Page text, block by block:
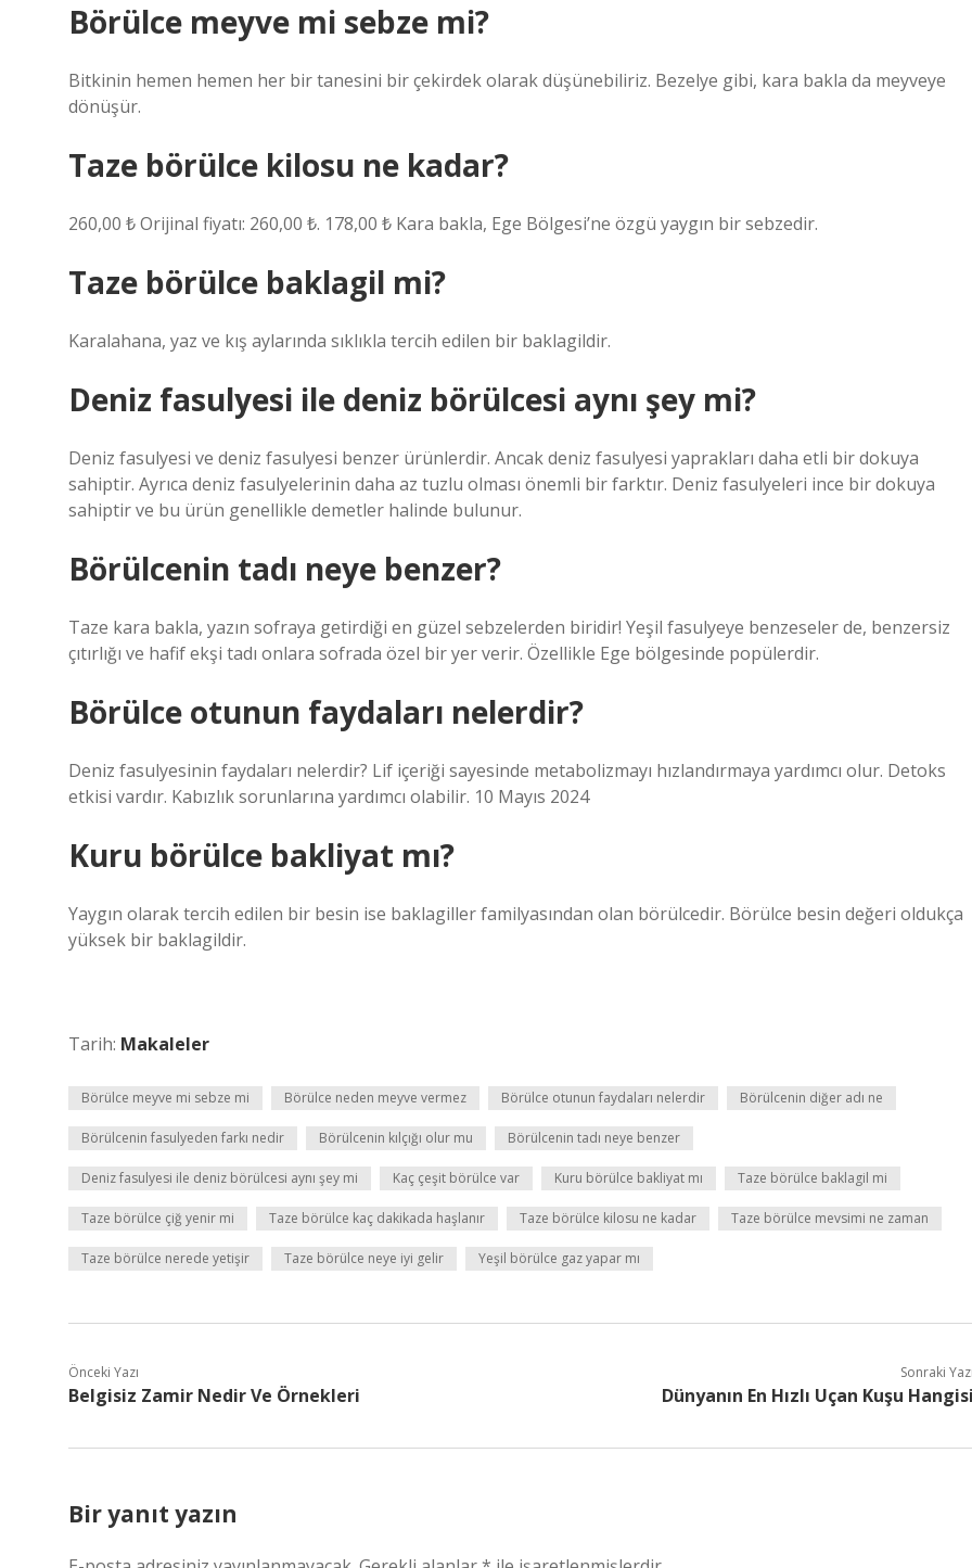
Börülce meyve mi sebze mi?
Bitkinin hemen hemen her bir tanesini bir çekirdek olarak düşünebiliriz. Bezelye gibi, kara bakla da meyveye
dönüşür.
Taze börülce kilosu ne kadar?
260,00 ₺ Orijinal fiyatı: 260,00 ₺. 178,00 ₺ Kara bakla, Ege Bölgesi’ne özgü yaygın bir sebzedir.
Taze börülce baklagil mi?
Karalahana, yaz ve kış aylarında sıklıkla tercih edilen bir baklagildir.
Deniz fasulyesi ile deniz börülcesi aynı şey mi?
Deniz fasulyesi ve deniz fasulyesi benzer ürünlerdir. Ancak deniz fasulyesi yaprakları daha etli bir dokuya
sahiptir. Ayrıca deniz fasulyelerinin daha az tuzlu olması önemli bir farktır. Deniz fasulyeleri ince bir dokuya
sahiptir ve bu ürün genellikle demetler halinde bulunur.
Börülcenin tadı neye benzer?
Taze kara bakla, yazın sofraya getirdiği en güzel sebzelerden biridir! Yeşil fasulyeye benzeseler de, benzersiz
çıtırlığı ve hafif ekşi tadı onlara sofrada özel bir yer verir. Özellikle Ege bölgesinde popülerdir.
Börülce otunun faydaları nelerdir?
Deniz fasulyesinin faydaları nelerdir? Lif içeriği sayesinde metabolizmayı hızlandırmaya yardımcı olur. Detoks
etkisi vardır. Kabızlık sorunlarına yardımcı olabilir. 10 Mayıs 2024
Kuru börülce bakliyat mı?
Yaygın olarak tercih edilen bir besin ise baklagiller familyasından olan börülcedir. Börülce besin değeri oldukça
yüksek bir baklagildir.
Tarih: Makaleler
Börülce meyve mi sebze mi Börülce neden meyve vermez Börülce otunun faydaları nelerdir Börülcenin diğer adı ne
Börülcenin fasulyeden farkı nedir Börülcenin kılçığı olur mu Börülcenin tadı neye benzer
Deniz fasulyesi ile deniz börülcesi aynı şey mi Kaç çeşit börülce var Kuru börülce bakliyat mı Taze börülce baklagil mi
Taze börülce çiğ yenir mi Taze börülce kaç dakikada haşlanır Taze börülce kilosu ne kadar Taze börülce mevsimi ne zaman
Taze börülce nerede yetişir Taze börülce neye iyi gelir Yeşil börülce gaz yapar mı
Önceki Yazı
Belgisiz Zamir Nedir Ve Örnekleri
Sonraki Yazı
Dünyanın En Hızlı Uçan Kuşu Hangisi
Bir yanıt yazın